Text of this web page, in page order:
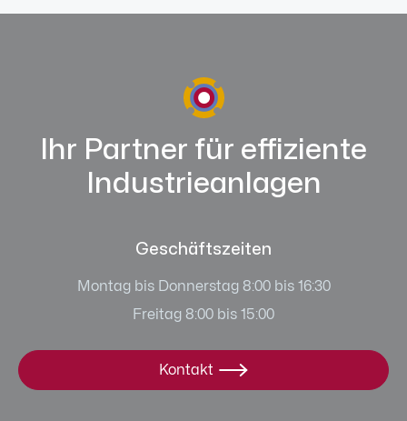
Ihr Partner für effiziente
Industrieanlagen
Geschäftszeiten
Montag bis Donnerstag 8:00 bis 16:30
Freitag 8:00 bis 15:00
Kontakt 